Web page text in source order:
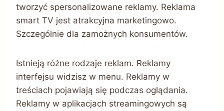
tworzyć spersonalizowane reklamy. Reklama
smart TV jest atrakcyjna marketingowo.
Szczególnie dla zamożnych konsumentów.
Istnieją różne rodzaje reklam. Reklamy
interfejsu widzisz w menu. Reklamy w
treściach pojawiają się podczas oglądania.
Reklamy w aplikacjach streamingowych są